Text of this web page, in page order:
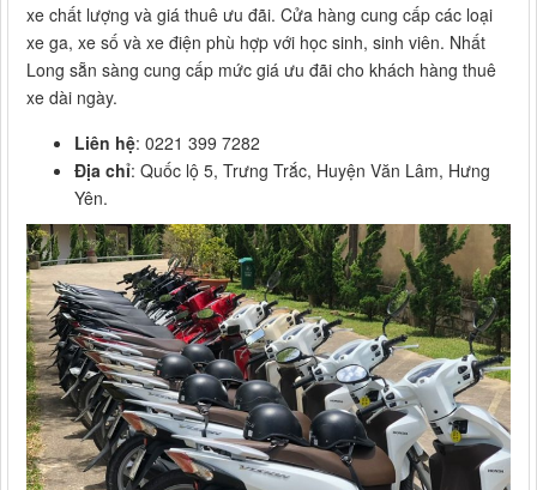
xe chất lượng và giá thuê ưu đãi. Cửa hàng cung cấp các loại
xe ga, xe số và xe điện phù hợp với học sinh, sinh viên. Nhất
Long sẵn sàng cung cấp mức giá ưu đãi cho khách hàng thuê
xe dài ngày.
Liên hệ: 0221 399 7282
Địa chỉ: Quốc lộ 5, Trưng Trắc, Huyện Văn Lâm, Hưng
Yên.